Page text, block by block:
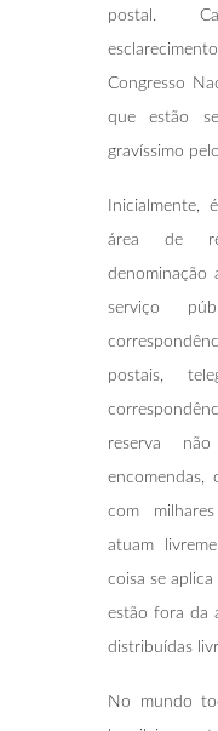
postal.
Congresso
que estão
gravíssimo
Inicialmente,
área de
denominação
serviço
postais,
reserva
encomendas,
com
atuam
coisa se
estão fora da
distribuídas
No mundo